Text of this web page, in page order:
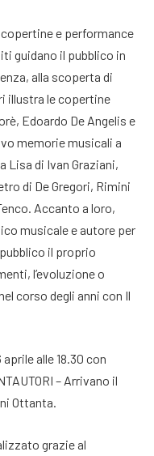
e performance
guidano il pubblico in
alla scoperta di
illustra le copertine
Edoardo De Angelis e
memorie musicali a
Lisa di Ivan Graziani,
di De Gregori, Rimini
Accanto a loro,
musicale e autore per
il proprio
l’evoluzione o
corso degli anni con Il
alle 18.30 con
– Arrivano il
Ottanta.
grazie al